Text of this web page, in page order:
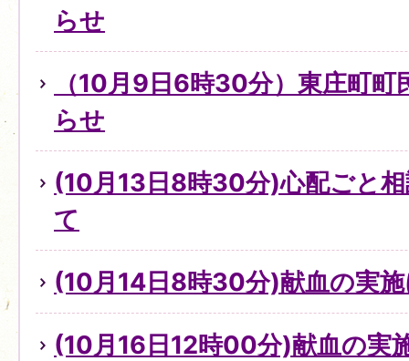
らせ
（10月9日6時30分）東庄町町
らせ
(10月13日8時30分)心配ごと
て
(10月14日8時30分)献血の実
(10月16日12時00分)献血の実